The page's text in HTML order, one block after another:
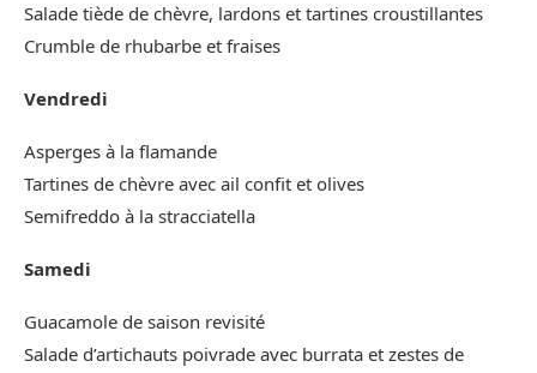
Salade tiède de chèvre, lardons et tartines croustillantes
Crumble de rhubarbe et fraises
Vendredi
Asperges à la flamande
Tartines de chèvre avec ail confit et olives
Semifreddo à la stracciatella
Samedi
Guacamole de saison revisité
Salade d’artichauts poivrade avec burrata et zestes de